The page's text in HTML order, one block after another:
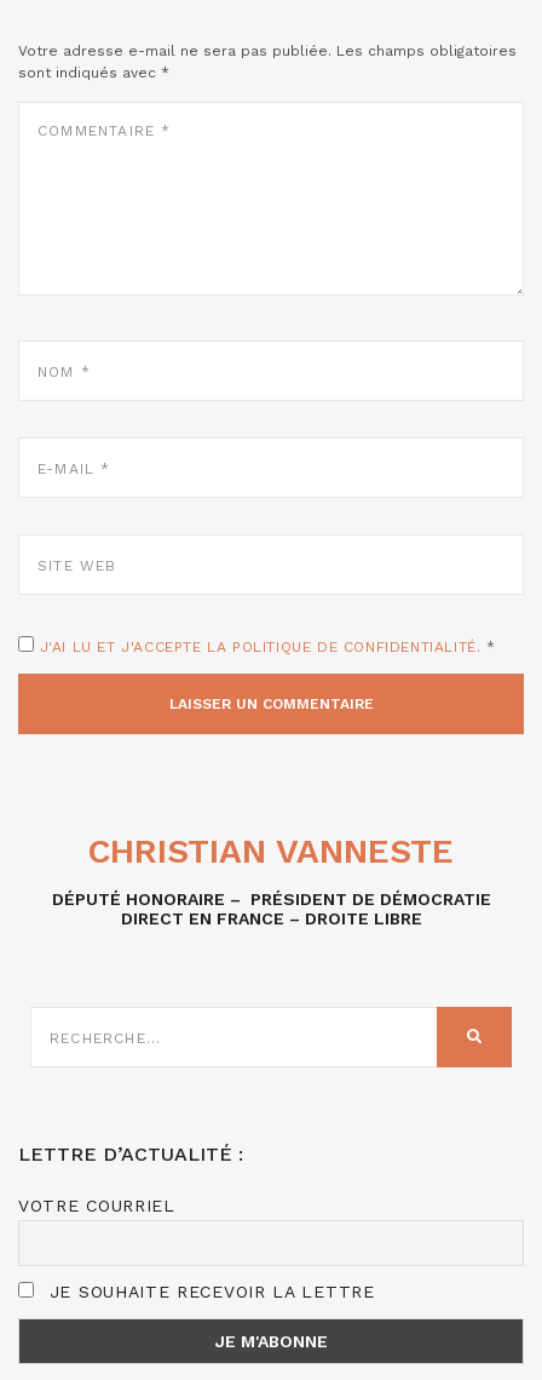
Votre adresse e-mail ne sera pas publiée. Les champs obligatoires
sont indiqués avec *
MAIL
WEB
J'AI LU ET J'ACCEPTE LA POLITIQUE DE CONFIDENTIALITÉ. *
CHRISTIAN VANNESTE
DÉPUTÉ HONORAIRE – PRÉSIDENT DE DÉMOCRATIE
DIRECT EN FRANCE – DROITE LIBRE
SUR
LETTRE D’ACTUALITÉ :
VOTRE COURRIEL
JE SOUHAITE RECEVOIR LA LETTRE